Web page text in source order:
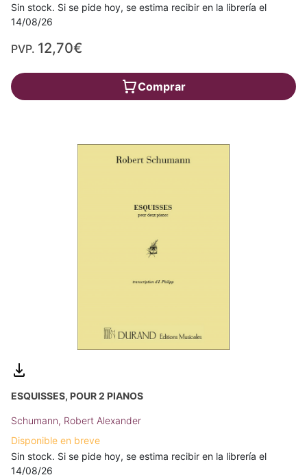
Sin stock. Si se pide hoy, se estima recibir en la librería el
14/08/26
PVP. 12,70€
Comprar
ESQUISSES, POUR 2 PIANOS
Schumann, Robert Alexander
Disponible en breve
Sin stock. Si se pide hoy, se estima recibir en la librería el
14/08/26